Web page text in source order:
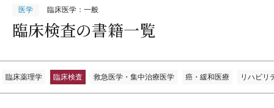
医学 臨床医学：一般
臨床検査の書籍一覧
臨床薬理学 臨床検査 救急医学・集中治療医学 癌・緩和医療 リハビリ